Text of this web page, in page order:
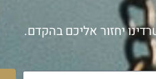
יחזור אליכם בהקדם.